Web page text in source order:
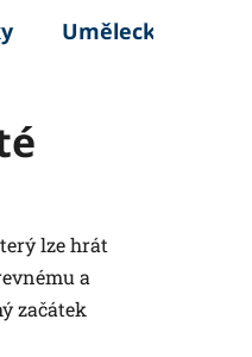
Umělecké
lze hrát
a
začátek